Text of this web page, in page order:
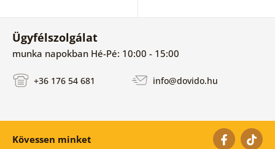
Ügyfélszolgálat
munka napokban Hé-Pé: 10:00 - 15:00
+36 176 54 681 info@dovido.hu
Kövessen minket